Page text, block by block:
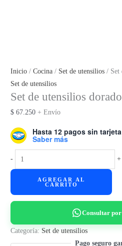
Inicio /Cocina / Set de utensilios / Set
Set de utensilios
Set de utensilios
$ 67.250 + Envío
Hasta 12 pagos sin tarjeta
Saber más
-
Set
de
utensilios
cantidad
+
AGREGAR AL
CARRITO
Consultar
Categoría: Set de utensilios
Pago seguro